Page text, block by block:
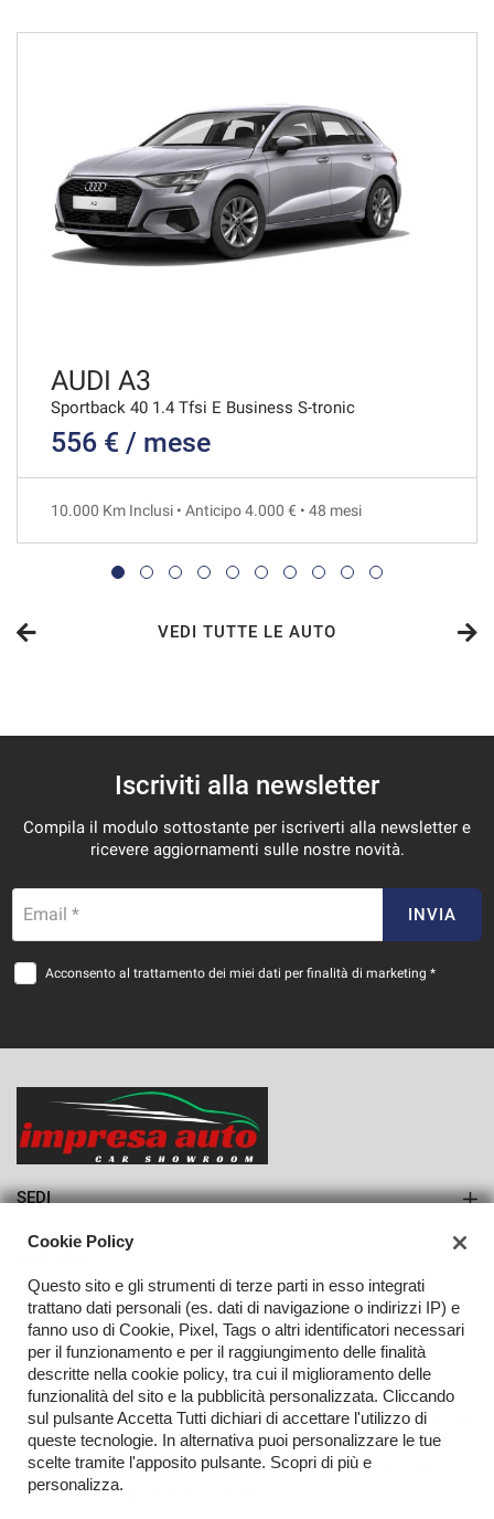
AUDI A3
Sportback 40 1.4 Tfsi E Business S-tronic
556 € / mese
10.000 Km Inclusi • Anticipo 4.000 € • 48 mesi
VEDI TUTTE LE AUTO
Iscriviti alla newsletter
Compila il modulo sottostante per iscriverti alla newsletter e
ricevere aggiornamenti sulle nostre novità.
Email * INVIA
Acconsento al trattamento dei miei dati per finalità di marketing *
SEDI
Azienda
Contatti
TORNA IN CIMA
Copyright © 2026 Impresa Auto Srl - P.IVA 02923240648 -
l'informativa sulla privacy
Cookie Policy
Questo sito e gli strumenti di terze parti in esso integrati
trattano dati personali (es. dati di navigazione o indirizzi IP) e
fanno uso di Cookie, Pixel, Tags o altri identificatori necessari
per il funzionamento e per il raggiungimento delle finalità
descritte nella cookie policy, tra cui il miglioramento delle
funzionalità del sito e la pubblicità personalizzata. Cliccando
sul pulsante Accetta Tutti dichiari di accettare l'utilizzo di
queste tecnologie. In alternativa puoi personalizzare le tue
scelte tramite l'apposito pulsante. Scopri di più e
personalizza.